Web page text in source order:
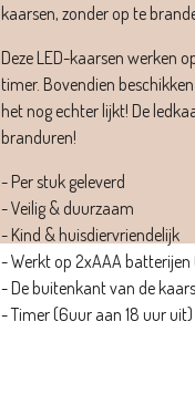
kaarsen, zonder op te
Deze LED-kaarsen werken
timer. Bovendien
het nog echter lijkt! De
branduren!
- Per stuk geleverd
- Veilig & duurzaam
- Kind & huisdiervriendelijk
- Werkt op 2xAAA
- De buitenkant van de
- Timer (6uur aan 18 uur uit)